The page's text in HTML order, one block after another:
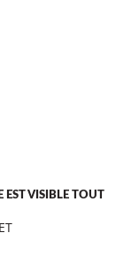
EST VISIBLE TOUT